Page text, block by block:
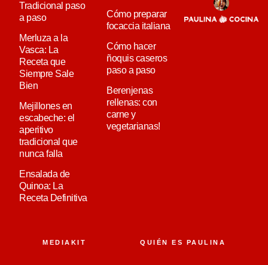
Tradicional paso
a paso
Merluza a la
Vasca: La
Receta que
Siempre Sale
Bien
Mejillones en
escabeche: el
aperitivo
tradicional que
nunca falla
Ensalada de
Quinoa: La
Receta Definitiva
Cómo preparar
focaccia italiana
Cómo hacer
ñoquis caseros
paso a paso
Berenjenas
rellenas: con
carne y
vegetarianas!
MEDIAKIT QUIÉN ES PAULINA